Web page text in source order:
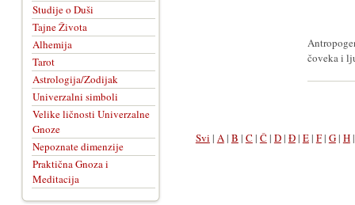
čoveka i
Svi | A| B | C | Č | D| Đ| E| F| G| H
Studije o Duši
Tajne Života
Alhemija
Tarot
Astrologija/Zodijak
Univerzalni simboli
Velike ličnosti Univerzalne
Gnoze
Nepoznate dimenzije
Praktična Gnoza i
Meditacija